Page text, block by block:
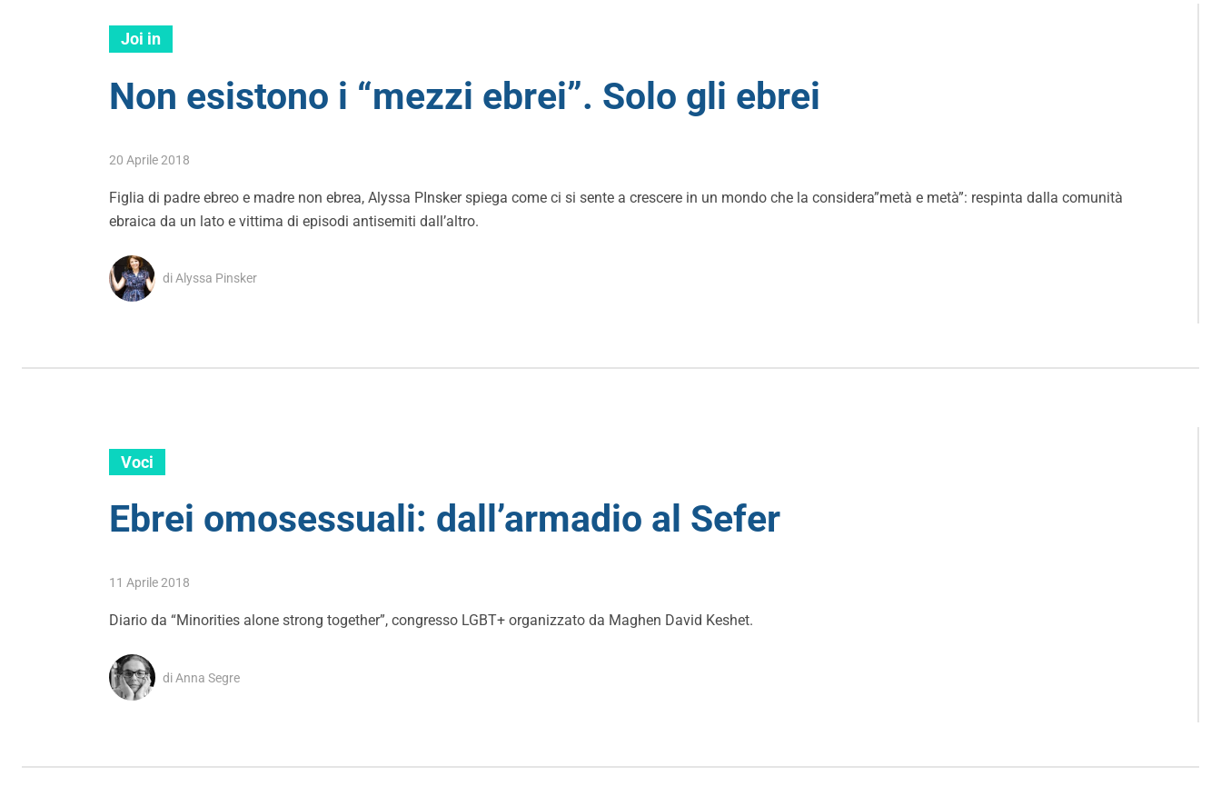
Joi in
Non esistono i “mezzi ebrei”. Solo gli ebrei
20 Aprile 2018
Figlia di padre ebreo e madre non ebrea, Alyssa PInsker spiega come ci si sente a crescere in un mondo che la considera”metà e metà”: respinta dalla comunità
ebraica da un lato e vittima di episodi antisemiti dall’altro.
di Alyssa Pinsker
Voci
Ebrei omosessuali: dall’armadio al Sefer
11 Aprile 2018
Diario da “Minorities alone strong together”, congresso LGBT+ organizzato da Maghen David Keshet.
di Anna Segre